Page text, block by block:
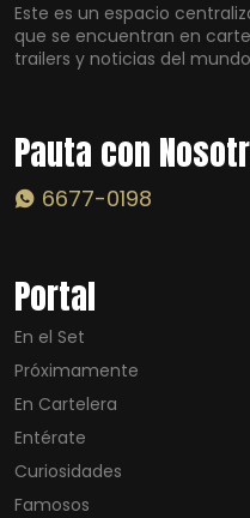
Este es un espacio
que se encuentran en
trailers y noticias del
Pauta con
6677-0198
Portal
En el Set
Próximamente
En Cartelera
Entérate
Curiosidades
Famosos